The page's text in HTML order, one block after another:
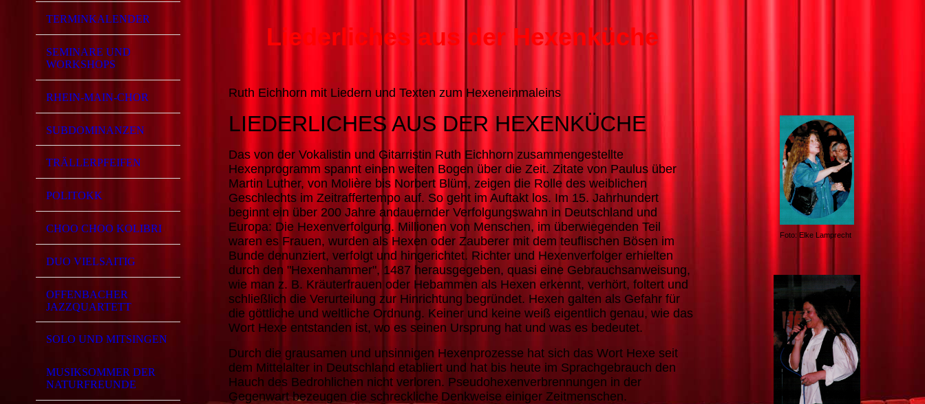
TERMINKALENDER
SEMINARE UND
WORKSHOPS
RHEIN-MAIN-CHOR
SUBDOMINANZEN
TRÄLLERPFEIFEN
POLITOKK
CHOO CHOO KOLIBRI
DUO VIELSAITIG
OFFENBACHER
JAZZQUARTETT
SOLO UND MITSINGEN
MUSIKSOMMER DER
NATURFREUNDE
Liederliches aus der Hexenküche
Ruth Eichhorn mit Liedern und Texten zum Hexeneinmaleins
LIEDERLICHES AUS DER HEXENKÜCHE
Das von der Vokalistin und Gitarristin Ruth Eichhorn zusammengestellte
Hexenprogramm spannt einen weiten Bogen über die Zeit. Zitate von Paulus über
Martin Luther, von Molière bis Norbert Blüm, zeigen die Rolle des weiblichen
Geschlechts im Zeitraffertempo auf. So geht im Auftakt los. Im 15. Jahrhundert
beginnt ein über 200 Jahre andauernder Verfolgungswahn in Deutschland und
Europa: Die Hexenverfolgung. Millionen von Menschen, im überwiegenden Teil
waren es Frauen, wurden als Hexen oder Zauberer mit dem teuflischen Bösen im
Bunde denunziert, verfolgt und hingerichtet. Richter und Hexenverfolger erhielten
durch den "Hexenhammer", 1487 herausgegeben, quasi eine Gebrauchsanweisung,
wie man z. B. Kräuterfrauen oder Hebammen als Hexen erkennt, verhört, foltert und
schließlich die Verurteilung zur Hinrichtung begründet. Hexen galten als Gefahr für
die göttliche und weltliche Ordnung. Keiner und keine weiß eigentlich genau, wie das
Wort Hexe entstanden ist, wo es seinen Ursprung hat und was es bedeutet.
Durch die grausamen und unsinnigen Hexenprozesse hat sich das Wort Hexe seit
dem Mittelalter in Deutschland etabliert und hat bis heute im Sprachgebrauch den
Hauch des Bedrohlichen nicht verloren. Pseudohexenverbrennungen in der
Gegenwart bezeugen die schreckliche Denkweise einiger Zeitmenschen.
Foto: Elke Lamprecht